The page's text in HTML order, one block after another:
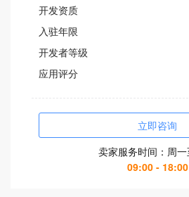
开发资质
入驻年限
开发者等级
应用评分
立即咨询
卖家服务时间：周
09:00 - 18:00